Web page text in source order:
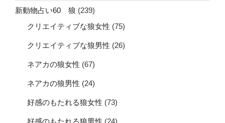
新動物占い60 狼 (239)
クリエイティブな狼女性 (75)
クリエイティブな狼男性 (26)
ネアカの狼女性 (67)
ネアカの狼男性 (24)
好感のもたれる狼女性 (73)
好感のもたれる狼男性 (24)